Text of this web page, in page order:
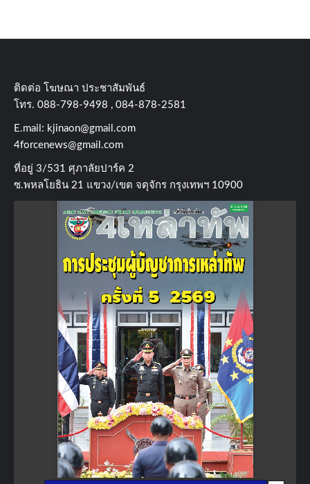
ติดต่อ​ โฆษณา​ ประชาสัมพันธ์
โทร​. 088-798-9498 , 084-878-2581
E.mail: kjinaon@gmail.com
4forcenews@gmail.com
ที่อยู่​ 3/531​ ศุภาลัยปาร์ค​ 2
ซ.พหลโยธิน​ 21​ แขวง/เขต​ จตุจักร​ กรุงเทพฯ 10900